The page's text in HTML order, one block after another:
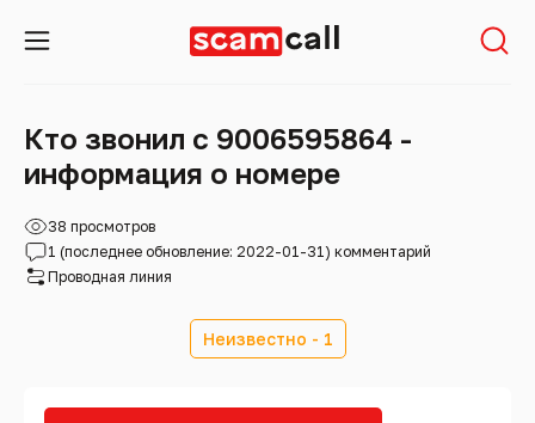
Кто звонил с 9006595864 -
информация о номере
38 просмотров
1 (последнее обновление: 2022-01-31) комментарий
Проводная линия
Неизвестно - 1